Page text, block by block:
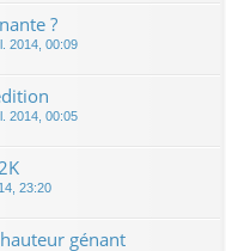
?
2014, 00:09
2014, 00:05
23:20
génant